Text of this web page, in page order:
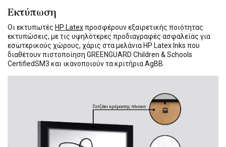
Εκτύπωση
Οι εκτυπωτές HP Latexπροσφέρουν εξαιρετικής ποιότητας
εκτυπώσεις, με τις υψηλότερες προδιαγραφές ασφαλείας για
εσωτερικούς χώρους, χάρις στα μελάνια HP Latex Inks που
διαθέτουν πιστοποίηση GREENGUARD Children & Schools
CertifiedSM3 και ικανοποιούν τα κριτήρια AgBB.